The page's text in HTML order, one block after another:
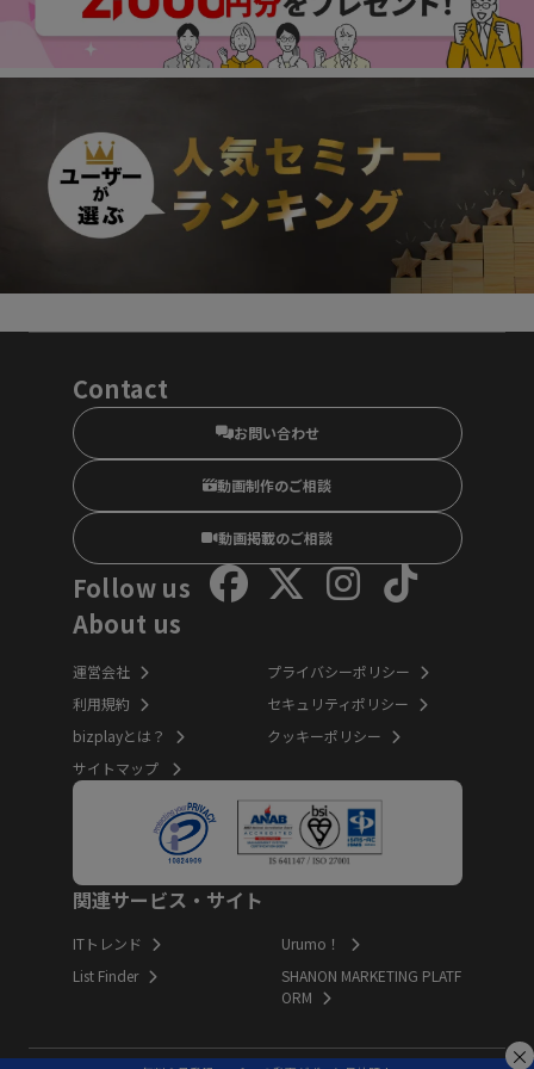
Contact
お問い合わせ
動画制作のご相談
動画掲載のご相談
Follow us
About us
運営会社
利用規約
bizplayとは？
サイトマップ
プライバシーポリシー
セキュリティポリシー
クッキーポリシー
関連サービス・サイト
ITトレンド
List Finder
Urumo！
SHANON MARKETING PLATF
ORM